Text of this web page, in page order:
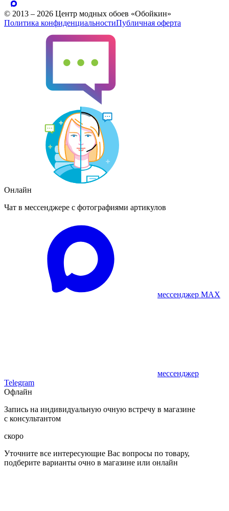
© 2013 – 2026 Центр модных обоев «Обойкин»
Политика конфиденциальностиПубличная оферта
Онлайн
Чат в мессенджере с фотографиями артикулов
мессенджер MAX
мессенджер
Telegram
Офлайн
Запись на индивидуальную очную встречу в магазине
с консультантом
скоро
Уточните все интересующие Вас вопросы по товару,
подберите варианты очно в магазине или онлайн